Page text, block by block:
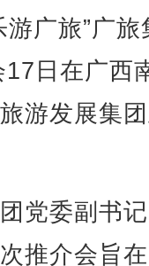
游广旅”广旅
日在广西
游发展集
委副书
推介会旨